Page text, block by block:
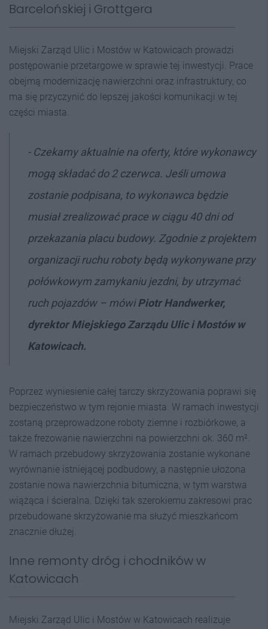
Barcelońskiej i Grottgera
Miejski Zarząd Ulic i Mostów w Katowicach prowadzi
postępowanie przetargowe w sprawie tej inwestycji. Prace
obejmą modernizację nawierzchni oraz infrastruktury, co
ma się przyczynić do lepszej jakości komunikacji w tej
części miasta.
- Czekamy aktualnie na oferty, które wykonawcy
mogą składać do 2 czerwca. Jeśli umowa
zostanie podpisana, to wykonawca będzie
musiał zrealizować prace w ciągu 40 dni od
przekazania placu budowy. Zgodnie z projektem
organizacji ruchu roboty będą wykonywane przy
połówkowym zamykaniu jezdni, by utrzymać
ruch pojazdów– mówiPiotr Handwerker,
dyrektor Miejskiego Zarządu Ulic i Mostów w
Katowicach.
Poprzez wyniesienie całej tarczy skrzyżowania poprawi się
bezpieczeństwo w tym rejonie miasta. W ramach inwestycji
zostaną przeprowadzone roboty ziemne i rozbiórkowe, a
także frezowanie nawierzchni na powierzchni ok. 360 m².
W ramach przebudowy skrzyżowania zostanie wykonane
wyrównanie istniejącej podbudowy, a następnie ułożona
zostanie nowa nawierzchnia bitumiczna, w tym warstwa
wiążąca i ścieralna. Dzięki tak szerokiemu zakresowi prac
przebudowane skrzyżowanie ma służyć mieszkańcom
znacznie dłużej.
Inne remonty dróg i chodników w
Katowicach
Miejski Zarząd Ulic i Mostów w Katowicach realizuje